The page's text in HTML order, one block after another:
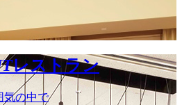
レストラン
気の中で